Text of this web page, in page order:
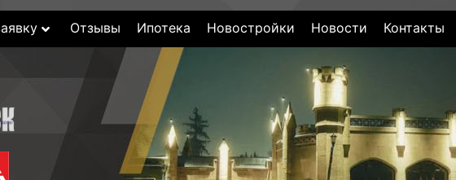
Отзывы Ипотека Новостройки Новости Контакты